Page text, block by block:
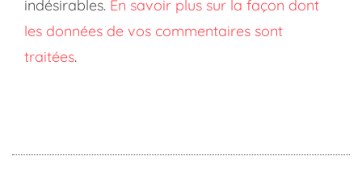
indésirables. En savoir plus sur la façon dont
les données de vos commentaires sont
traitées.